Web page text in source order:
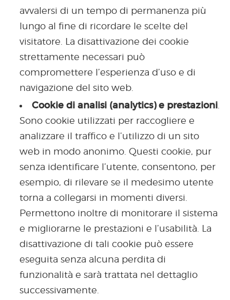
avvalersi di un tempo di permanenza più
lungo al fine di ricordare le scelte del
visitatore. La disattivazione dei cookie
strettamente necessari può
compromettere l’esperienza d’uso e di
navigazione del sito web.
Cookie di analisi (analytics) e prestazioni.
Sono cookie utilizzati per raccogliere e
analizzare il traffico e l’utilizzo di un sito
web in modo anonimo. Questi cookie, pur
senza identificare l’utente, consentono, per
esempio, di rilevare se il medesimo utente
torna a collegarsi in momenti diversi.
Permettono inoltre di monitorare il sistema
e migliorarne le prestazioni e l’usabilità. La
disattivazione di tali cookie può essere
eseguita senza alcuna perdita di
funzionalità e sarà trattata nel dettaglio
successivamente.